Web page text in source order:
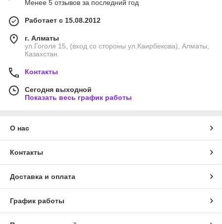
Менее 5 отзывов за последний год
Работает с 15.08.2012
г. Алматы
ул.Гоголя 15, (вход со стороны ул.Каирбекова), Алматы,
Казахстан
Контакты
Сегодня выходной
Показать весь график работы
О нас
Контакты
Доставка и оплата
График работы